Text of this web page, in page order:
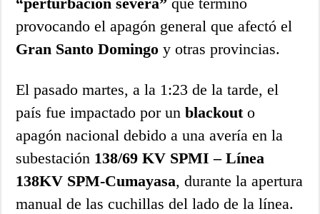
provocando el apagón general que afectó el
Gran Santo Domingo y otras provincias.
El pasado martes, a la 1:23 de la tarde, el
país fue impactado por unblackouto
apagón nacional debido a una avería en la
subestación 138/69 KV SPMI – Línea
138KV SPM-Cumayasa, durante la apertura
manual de las cuchillas del lado de la línea.